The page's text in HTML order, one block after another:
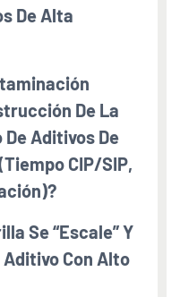
De Alta
De La
Aditivos De
CIP/SIP,
Se “escale” Y
Con Alto